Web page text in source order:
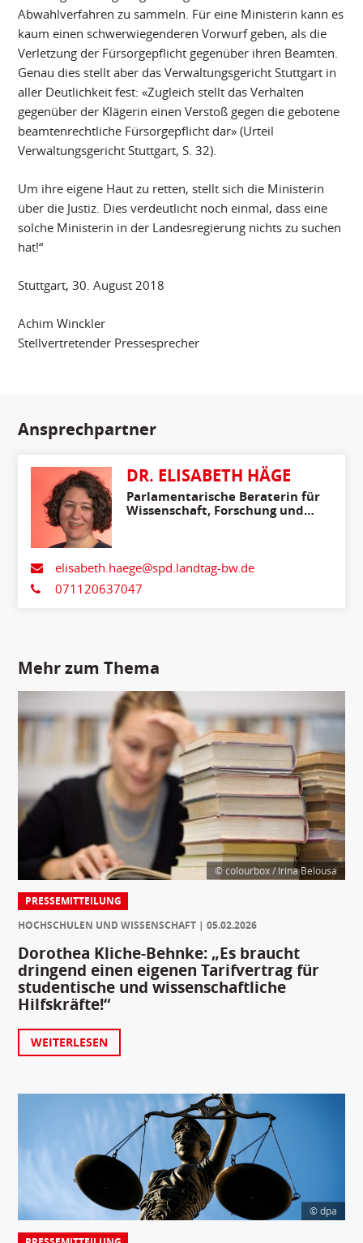
Abwahlverfahren zu sammeln. Für eine Ministerin kann es
kaum einen schwerwiegenderen Vorwurf geben, als die
Verletzung der Fürsorgepflicht gegenüber ihren Beamten.
Genau dies stellt aber das Verwaltungsgericht Stuttgart in
aller Deutlichkeit fest: «Zugleich stellt das Verhalten
gegenüber der Klägerin einen Verstoß gegen die gebotene
beamtenrechtliche Fürsorgepflicht dar» (Urteil
Verwaltungsgericht Stuttgart, S. 32).
Um ihre eigene Haut zu retten, stellt sich die Ministerin
über die Justiz. Dies verdeutlicht noch einmal, dass eine
solche Ministerin in der Landesregierung nichts zu suchen
hat!“
Stuttgart, 30. August 2018
Achim Winckler
Stellvertretender Pressesprecher
Ansprechpartner
DR. ELISABETH HÄGE
Parlamentarische Beraterin für
Wissenschaft, Forschung und
elisabeth.haege@spd.landtag-bw.de
071120637047
Mehr zum Thema
© colourbox / Irina Belousa
PRESSEMITTEILUNG
HOCHSCHULEN UND WISSENSCHAFT
05.02.2026
Dorothea Kliche-Behnke: „Es braucht
dringend einen eigenen Tarifvertrag für
studentische und wissenschaftliche
Hilfskräfte!“
WEITERLESEN
© dpa